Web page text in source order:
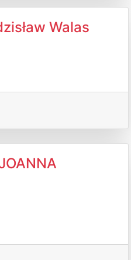
Walas